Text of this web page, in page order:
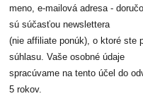
meno, e-mailová adresa -
sú súčasťou newslettera
(nie affiliate ponúk), o ktoré ste
súhlasu. Vaše osobné údaje
spracúvame na tento účel do
5 rokov.